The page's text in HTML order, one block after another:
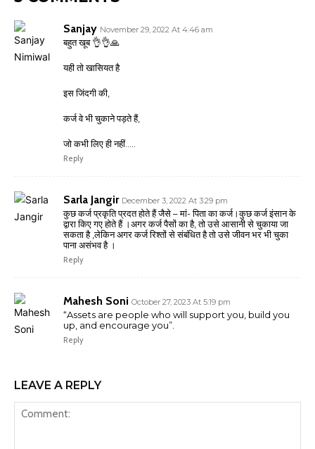
Sanjay November 29, 2022 At 4:46 am
बहुत खूब 👌👌🙏
यही तो खासियत है
इस जिंदगी की,
कर्ज वे भी चुकाने पड़ते हैं,
जो कभी लिए ही नहीं…..
Reply
Sarla Jangir December 3, 2022 At 3:29 pm
कुछ कर्ज प्रकृति प्रदत होते हैं जैसे – मां- पिता का कर्ज।कुछ कर्ज इंसान के
द्वारा किए गए होते हैं ।अगर कर्ज पैसों का है, तो उसे आसानी से चुकाया जा
सकता है ,लेकिन अगर कर्ज रिश्तों से संबंधित है तो उसे जीवन भर भी चुका
पाना असंभव है ।
Reply
Mahesh Soni October 27, 2023 At 5:19 pm
“Assets are people who will support you, build you
up, and encourage you”.
Reply
LEAVE A REPLY